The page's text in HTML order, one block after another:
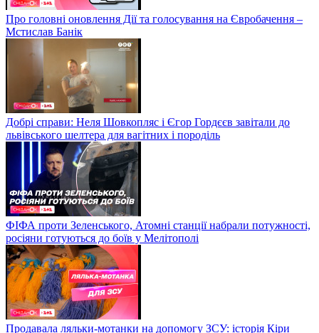
Про головні оновлення Дії та голосування на Євробачення –
Мстислав Банік
Добрі справи: Неля Шовкопляс і Єгор Гордєєв завітали до
львівського шелтера для вагітних і породіль
ФІФА проти Зеленського, Атомні станції набрали потужності,
росіяни готуються до боїв у Мелітополі
Продавала ляльки-мотанки на допомогу ЗСУ: історія Кіри